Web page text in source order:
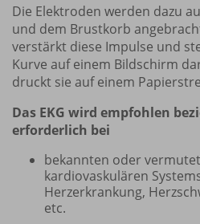
Die Elektroden werden dazu
und dem Brustkorb
verstärkt diese Impulse und
Kurve auf einem Bildschirm
druckt sie auf einem
Das EKG wird empfohlen
erforderlich bei
bekannten oder
kardiovaskulären
Herzerkrankung,
etc.